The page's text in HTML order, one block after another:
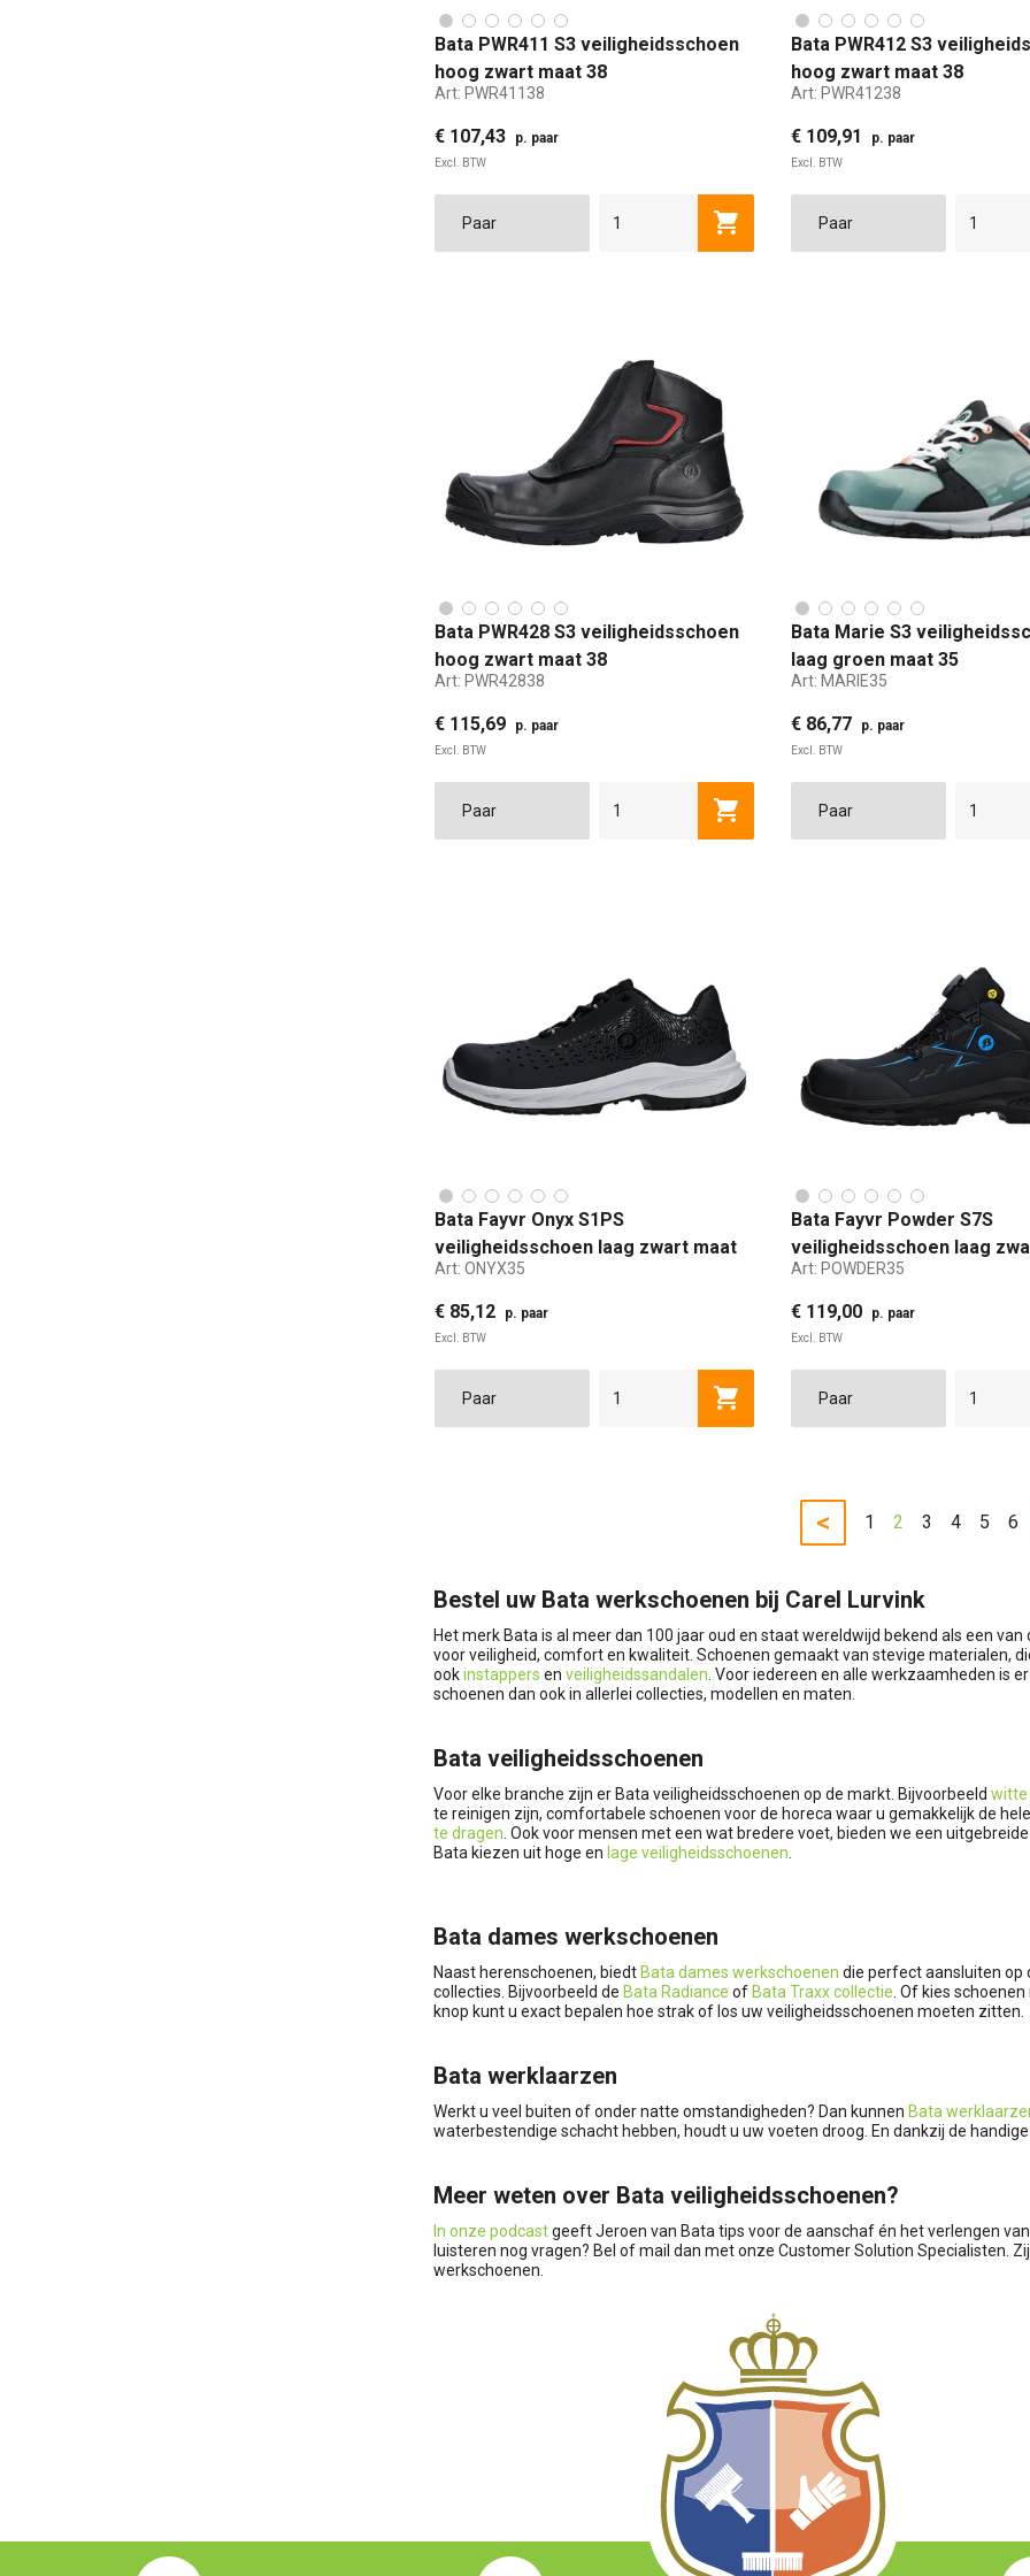
Bata PWR411 S3 veiligheidsschoen
hoog zwart maat 38
Art: PWR41138
€ 107,43 p. paar
Excl. BTW
38 40 42
Toevoegen aan winkelwagen
Bata PWR412 S3
hoog zwart maat 38
Art: PWR41238
€ 109,91 p. paar
Excl. BTW
38 40
Bata PWR428 S3 veiligheidsschoen
hoog zwart maat 38
Art: PWR42838
€ 115,69 p. paar
Excl. BTW
38 40 42
Toevoegen aan winkelwagen
Bata Marie S3
laag groen maat 35
Art: MARIE35
€ 86,77 p. paar
Excl. BTW
35 37
Bata Fayvr Onyx S1PS
veiligheidsschoen laag zwart maat
35
Art: ONYX35
€ 85,12 p. paar
Excl. BTW
35 37 39
Toevoegen aan winkelwagen
Bata Fayvr Powder S7S
veiligheidsschoen laag
35
Art: POWDER35
€ 119,00 p. paar
Excl. BTW
35 37
< 1 2 3 4 5 6
Bestel uw Bata werkschoenen bij Carel Lurvink
Het merk Bata is al meer dan 100 jaar oud en staat wereldwijd bekend als een
voor veiligheid, comfort en kwaliteit. Schoenen gemaakt van stevige materialen,
ookinstappers en veiligheidssandalen . Voor iedereen en alle werkzaamheden is
schoenen dan ook in allerlei collecties, modellen en maten.
Bata veiligheidsschoenen
Voor elke branche zijn er Bata veiligheidsschoenen op de markt. Bijvoorbeeld witte
te reinigen zijn, comfortabele schoenen voor de horeca waar u gemakkelijk de
te dragen . Ook voor mensen met een wat bredere voet, bieden we een
Bata kiezen uit hoge en lage veiligheidsschoenen
Bata dames werkschoenen
Naast herenschoenen, biedt Bata dames werkschoenen die perfect aansluiten op
collecties. Bijvoorbeeld de Bata Radiance of Bata Traxx collectie . Of kies
knop kunt u exact bepalen hoe strak of los uw veiligheidsschoenen moeten zitten.
Bata werklaarzen
Werkt u veel buiten of onder natte omstandigheden? Dan kunnen Bata
waterbestendige schacht hebben, houdt u uw voeten droog. En dankzij de
Meer weten over Bata veiligheidsschoenen?
In onze podcastgeeft Jeroen van Bata tips voor de aanschaf én het verlengen
luisteren nog vragen? Bel of mail dan met onze Customer Solution Specialisten.
werkschoenen.